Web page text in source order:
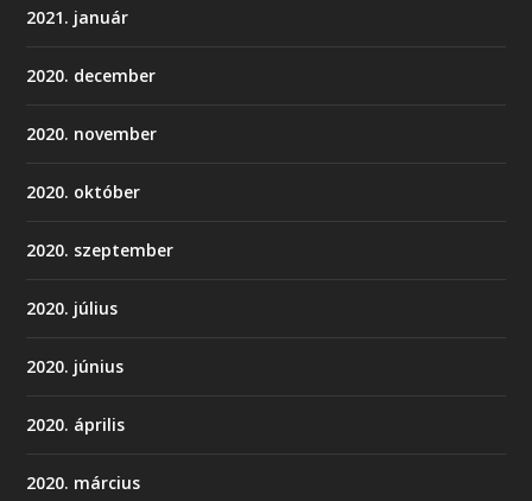
2021. január
2020. december
2020. november
2020. október
2020. szeptember
2020. július
2020. június
2020. április
2020. március